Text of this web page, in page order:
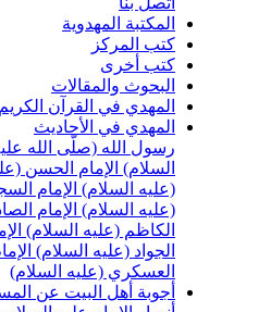
المهدوية
والمقالات
في القرآن الكريم
في الأحاديث
الله (صلّى الله عليه وآله) أمير
الإمام الحسن (عليه السلام)
الإمام السجاد (عليه
الإمام الصادق (عليه
(عليه السلام) الإمام الرضا
(عليه السلام) الإمام الهادي
(عليه السلام)
أهل البيت عن المسائل المهدويّة